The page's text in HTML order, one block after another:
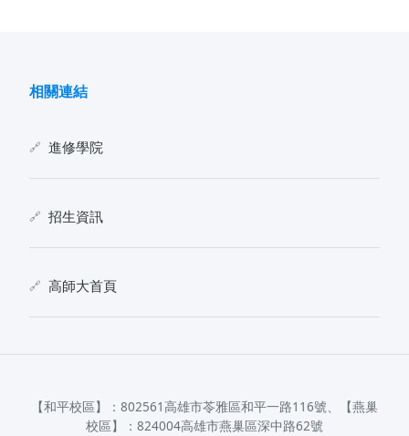
相關連結
進修學院
招生資訊
高師大首頁
【和平校區】：802561高雄市苓雅區和平一路116號、【燕巢
校區】：824004高雄市燕巢區深中路62號